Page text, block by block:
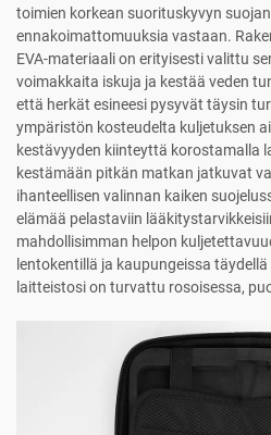
toimien korkean suorituskyvyn
ennakoimattomuuksia vastaan.
EVA-materiaali on erityisesti valittu
voimakkaita iskuja ja kestää veden
että herkät esineesi pysyvät täysin
ympäristön kosteudelta kuljetuksen
kestävyyden kiinteyttä korostamalla
kestämään pitkän matkan jatkuvat
ihanteellisen valinnan kaiken
elämää pelastaviin
mahdollisimman helpon
lentokentillä ja kaupungeissa
laitteistosi on turvattu rosoisessa,